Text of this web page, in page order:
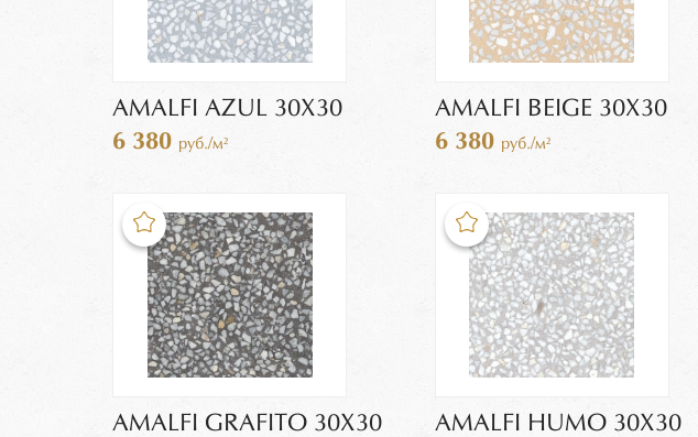
AMALFI AZUL 30X30
6 380 руб./м²
AMALFI BEIGE 30X30
6 380 руб./м²
AMALFI GRAFITO 30X30
AMALFI HUMO 30X30